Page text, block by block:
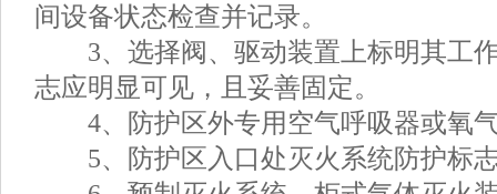
间设备状态检查并记录。
3、选择阀、驱动装置上标明其工
志应明显可见，且妥善固定。
4、防护区外专用空气呼吸器或氧
5、防护区入口处灭火系统防护标